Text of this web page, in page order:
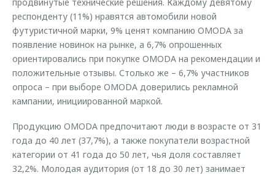
респонденту (11%) нравятся автомобили новой
футуристичной марки, 9% ценят компанию OMODA за
появление новинок на рынке, а 6,7% опрошенных
ориентировались при покупке OMODA на рекомендации и
положительные отзывы. Столько же – 6,7% участников
опроса – при выборе OMODA доверились рекламной
кампании, инициированной маркой.
Продукцию OMODA предпочитают люди в возрасте от 31
года до 40 лет (37,7%), а также покупатели возрастной
категории от 41 года до 50 лет, чья доля составляет
32,2%. Молодая аудитория (от 18 до 30 лет) занимает